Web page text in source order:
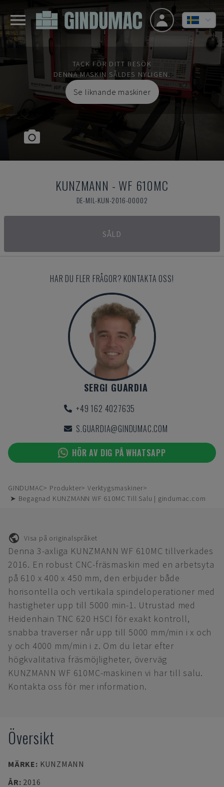
TACK FÖR DITT BESÖK
DENNA MASKIN SÅLDES NYLIGEN.
Se liknande maskiner
KUNZMANN - WF 610MC
DE-MIL-KUN-2016-00002
SÅLD
HAR DU FLER FRÅGOR? KONTAKTA OSS!
SERGI GUARDIA
+49 162 4027635
S.GUARDIA@GINDUMAC.COM
HÖR AV DIG PÅ WHATSAPP
GINDUMAC Produkter
Verktygsmaskiner
➤ Begagnad KUNZMANN WF 610MC Till Salu | gindumac.com
Visa på originalspråket
Denna 3-axliga KUNZMANN WF 610MC tillverkades
2016. En robust CNC-fräsmaskin med en arbetsyta
på 610 x 400 x 450 mm, den erbjuder både
horisontella och vertikala spindeloperationer med
hastigheter upp till 5000 min-1. Utrustad med
Heidenhain TNC 620 HSCI för exakt kontroll,
snabba traverser når upp till 5000 mm/min i x och
y och 4000 mm/min i z. Om du letar efter
högkvalitativa fräsmöjligheter, överväg
KUNZMANN WF 610MC-maskinen vi har till salu.
Kontakta oss för mer information.
Översikt
MÄRKE: KUNZMANN
ÅR: 2016